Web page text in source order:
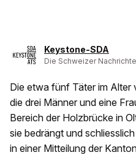
Keystone-SDA
Die Schweizer
Die etwa fünf Täter im Alter
die drei Männer und eine
Bereich der Holzbrücke in
sie bedrängt und
in einer Mitteilung der